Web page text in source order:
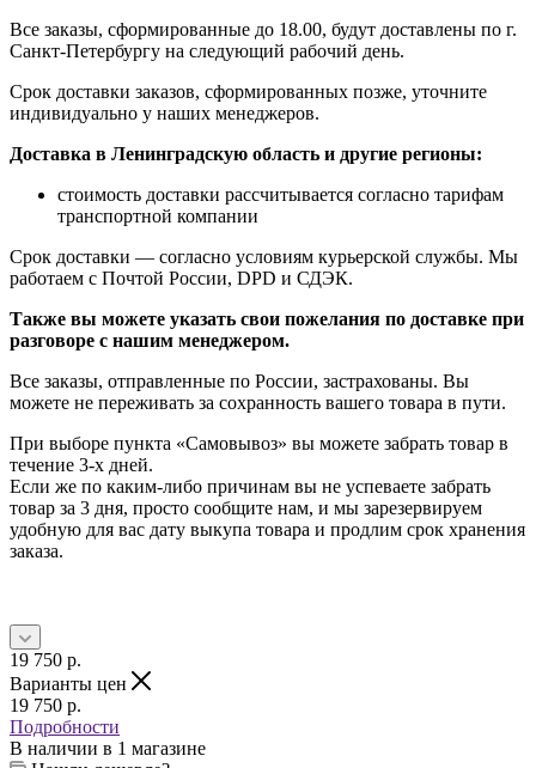
Все заказы, сформированные до 18.00, будут доставлены по г.
Санкт-Петербургу на следующий рабочий день.
Срок доставки заказов, сформированных позже, уточните
индивидуально у наших менеджеров.
Доставка в Ленинградскую область и другие регионы:
стоимость доставки рассчитывается согласно тарифам
транспортной компании
Срок доставки — согласно условиям курьерской службы. Мы
работаем с Почтой России, DPD и СДЭК.
Также вы можете указать свои пожелания по доставке при
разговоре с нашим менеджером.
Все заказы, отправленные по России, застрахованы. Вы
можете не переживать за сохранность вашего товара в пути.
При выборе пункта «Самовывоз» вы можете забрать товар в
течение 3-х дней.
Если же по каким-либо причинам вы не успеваете забрать
товар за 3 дня, просто сообщите нам, и мы зарезервируем
удобную для вас дату выкупа товара и продлим срок хранения
заказа.
19 750 p.
Варианты цен
19 750 p.
Подробности
В наличии в 1 магазине